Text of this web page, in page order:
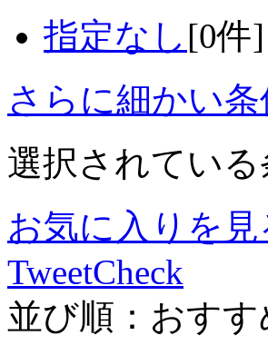
指定なし [0件]
さらに細かい条
選択されてい
お気に入りを見
TweetCheck
並び順： おすす